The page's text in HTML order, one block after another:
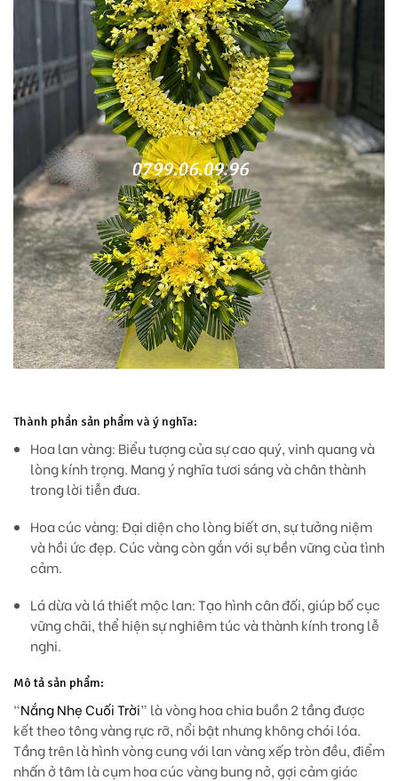
Thành phần sản phẩm và ý nghĩa:
Hoa lan vàng: Biểu tượng của sự cao quý, vinh quang và
lòng kính trọng. Mang ý nghĩa tươi sáng và chân thành
trong lời tiễn đưa.
Hoa cúc vàng:Đại diện cho lòng biết ơn, sự tưởng niệm
và hồi ức đẹp. Cúc vàng còn gắn với sự bền vững của tình
cảm.
Lá dừa và lá thiết mộc lan:Tạo hình cân đối, giúp bố cục
vững chãi, thể hiện sự nghiêm túc và thành kính trong lễ
nghi.
Mô tả sản phẩm:
“Nắng Nhẹ Cuối Trời” là vòng hoa chia buồn 2 tầng được
kết theotông vàng rực rỡ, nổi bật nhưng không chói lóa.
Tầng trên là hình vòng cung với lan vàng xếp tròn đều, điểm
nhấn ở tâm là cụm hoacúc vàng bung nở, gợi cảm giác